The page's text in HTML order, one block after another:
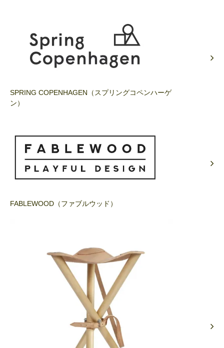
SPRING COPENHAGEN（スプリングコペンハーゲ
ン）
FABLEWOOD（ファブルウッド）